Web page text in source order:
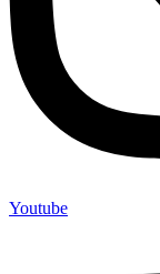
Youtube